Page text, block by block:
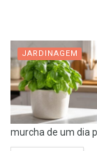
JARDINAGEM
murcha de um dia